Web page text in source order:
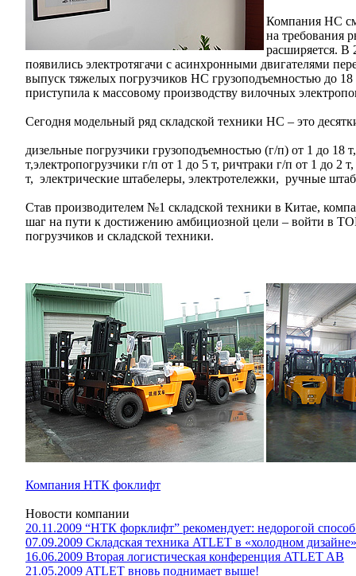
Компания НС
на требования
расширяется. В
появились электротягачи с асинхронными двигателями
выпуск тяжелых погрузчиков НС грузоподъемностью до
приступила к массовому производству вилочных
Сегодня модельный ряд складской техники НС – это
дизельные погрузчики грузоподъемностью (г/п) от 1 до 18
т,электропогрузчики г/п от 1 до 5 т, ричтраки г/п от 1 до 2
т, электрические штабелеры, электротележки, ручные
Став производителем №1 складской техники в Китае,
шаг на пути к достижению амбициозной цели – войти в
погрузчиков и складской техники.
Компания НТК фоклифт
Новости компании
20.11.2009 “НТК форклифт” рекомендует: недорогой
07.09.2009 Складская техника ATLET в «холодном дизайне»
16.06.2009 Вторая логистическая конференция ATLET AB
21.05.2009 ATLET вновь поднимает выше!